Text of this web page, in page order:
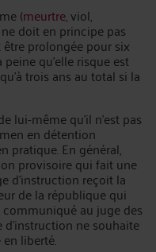
(meurtre, viol,
doit en principe pas
prolongée pour six
qu'elle risque est
trois ans au total si la
lui-même qu'il n'est pas
en détention
pratique. En général,
provisoire qui fait une
d'instruction reçoit la
de la république qui
au juge des
d'instruction ne souhaite
liberté.